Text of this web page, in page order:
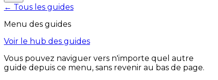
← Tous les guides
Menu des guides
Voir le hub des guides
Vous pouvez naviguer vers n'importe quel autre
guide depuis ce menu, sans revenir au bas de page.